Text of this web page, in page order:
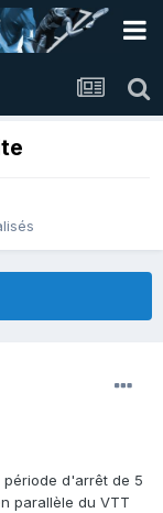
d'arrêt de 5
parallèle du VTT